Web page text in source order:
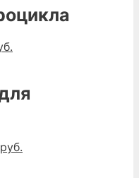
руб..
руб.